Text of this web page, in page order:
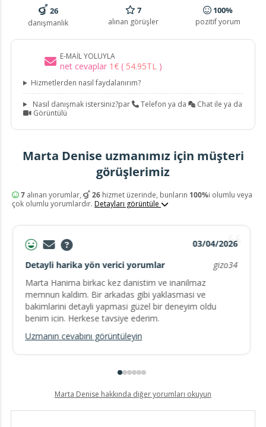
26
danışmanlık
7
alınan görüşler
100%
pozitif yorum
E-MAIL YOLUYLA
net cevaplar 1€ ( 54.95TL )
Hizmetlerden nasıl faydalanırım?
Nasıl danışmak istersiniz?par Telefon ya da
Chat ile ya da
Görüntülü
Marta Denise uzmanımız için müşteri
görüşlerimiz
7alınan yorumlar, 26hizmet üzerinde, bunların 100%i olumlu veya
çok olumlu yorumlardır. Detayları görüntüle
03/04/2026
Detayli harika yön verici yorumlar
gizo34
Marta Hanima birkac kez danistim ve inanilmaz
memnun kaldim. Bir arkadas gibi yaklasmasi ve
bakimlarini detayli yapmasi güzel bir deneyim oldu
benim icin. Herkese tavsiye ederim.
Uzmanın cevabını görüntüleyin
Marta Denise hakkında diğer yorumları okuyun